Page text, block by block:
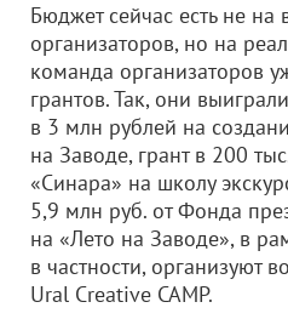
Бюджет сейчас есть не на
организаторов, но на
команда организаторов
грантов. Так, они
в 3 млн рублей на
на Заводе, грант в 200
«Синара» на школу
5,9 млн руб. от Фонда
на «Лето на Заводе», в
в частности, организуют
Ural Creative CAMP.